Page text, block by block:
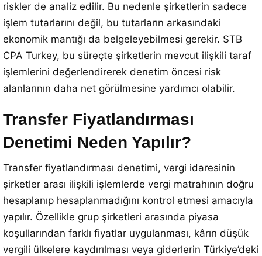
riskler de analiz edilir. Bu nedenle şirketlerin sadece
işlem tutarlarını değil, bu tutarların arkasındaki
ekonomik mantığı da belgeleyebilmesi gerekir. STB
CPA Turkey, bu süreçte şirketlerin mevcut ilişkili taraf
işlemlerini değerlendirerek denetim öncesi risk
alanlarının daha net görülmesine yardımcı olabilir.
Transfer Fiyatlandırması
Denetimi Neden Yapılır?
Transfer fiyatlandırması denetimi, vergi idaresinin
şirketler arası ilişkili işlemlerde vergi matrahının doğru
hesaplanıp hesaplanmadığını kontrol etmesi amacıyla
yapılır. Özellikle grup şirketleri arasında piyasa
koşullarından farklı fiyatlar uygulanması, kârın düşük
vergili ülkelere kaydırılması veya giderlerin Türkiye’deki